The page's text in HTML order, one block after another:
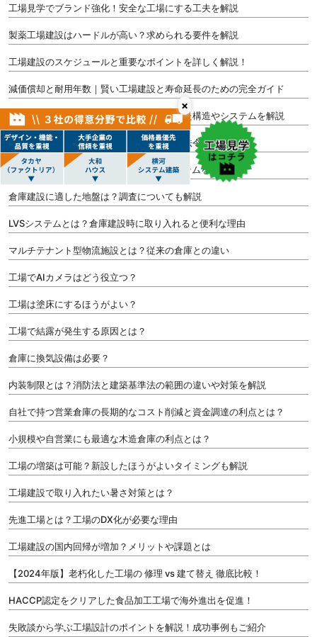
×
工場見学でブランド強化！安全な工場にする工夫を解説
製薬工場建設はハードルが高い？求められる要件を解説
工場建設のスケジュールと重要なポイントを詳しく解説！
減価償却と耐用年数｜賢い工場建設と寿命延長のための完全ガイド
温度管理がしやすい倉庫はどう造る？適した構造やシステムを解説
冷蔵・冷凍倉庫建設での注意点とは？関係法令も解説
倉庫の自動化とは？実現するためのITシステムを解説
倉庫建設に適した地盤は？調査についても解説
LVSシステムとは？倉庫建設時に取り入れると便利な理由
マルチテナント型物流施設とは？従来の倉庫との違い
工場でAIカメラはどう役立つ？
工場は塗床にするほうがよい？
工場で結露が発生する原因とは？
倉庫に換気設備は必要？
内装制限とは？消防法と建築基準法の範囲の違いや対策を解説
自社で持つ営業倉庫の長期的なコスト削減と資金調達の利点とは？
小規模や自営業にも最適な木造倉庫の利点とは？
工場の増築は可能？新設したほうがよいタイミングも解説
工場建設で取り入れたい暑さ対策とは？
先進工場とは？工場のDX化が必要な理由
工場建設の国内回帰が増加？メリットや課題とは
【2024年版】老朽化した工場の 修理 vs 建て替え 徹底比較！
HACCP認定をクリアした食品加工工場で海外進出を促進！
失敗談から学ぶ工場設計のポイントを解説！成功事例もご紹介